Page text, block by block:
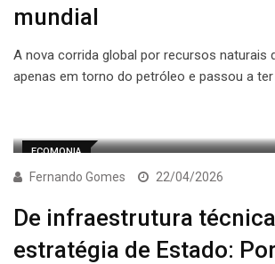
mundial
A nova corrida global por recursos naturais
apenas em torno do petróleo e passou a
ECOMONIA
Fernando Gomes 22/04/2026
De infraestrutura
estratégia de Estado: